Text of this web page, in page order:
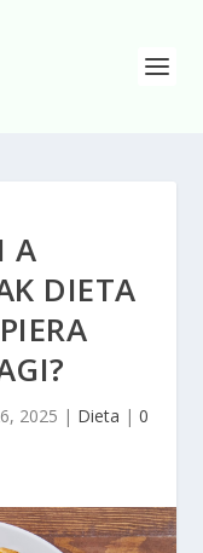
A
DIETA
2025 | Dieta | 0